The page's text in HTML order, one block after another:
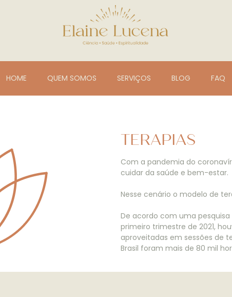
HOME QUEM SOMOS SERVIÇOS BLOG FAQ
TERAPIAS
Com a pandemia do
cuidar da saúde e bem-estar.
Nesse cenário o modelo de
De acordo com uma
primeiro trimestre de 2021,
aproveitadas em sessões de
Brasil foram mais de 80 mil